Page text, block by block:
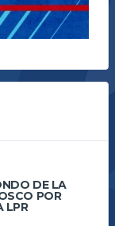
DE LA
POR
LPR